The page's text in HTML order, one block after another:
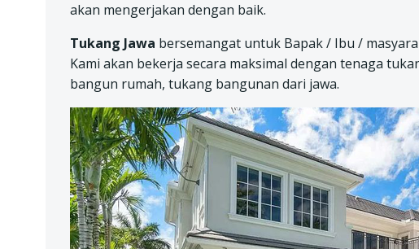
akan mengerjakan dengan baik.
Tukang Jawa bersemangat untuk Bapak / Ibu /
Kami akan bekerja secara maksimal dengan tenaga
bangun rumah, tukang bangunan dari jawa.